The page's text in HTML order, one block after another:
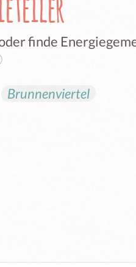
finde
Brunnenviertel